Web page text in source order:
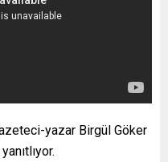
yazar Birgül Göker